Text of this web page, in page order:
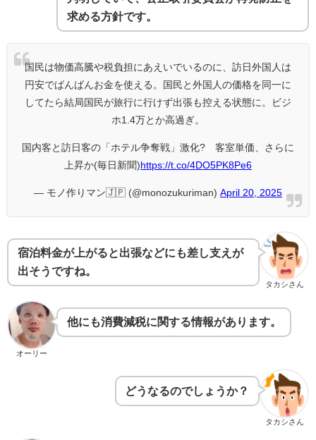
求める方針です。
国民は物価高騰や税負担にあえいでいるのに、訪日外国人は
円安でばんばんお金を使える。国民と外国人の価格を同一に
してたら結局国民が旅行に行けず出張も控える状態に。ビジ
ホ1.4万とか高過ぎ。
国内客と訪日客の「ホテル争奪戦」激化? 客室単価、さらに
上昇か(毎日新聞)https://t.co/4DO5PK8Pe6
— モノ作りマン🇯🇵 (@monozukuriman) April 20, 2025
タカシさん
宿泊料金が上がると出張などにも差し支えが
出そうですね。
オーリー
他にも消費減税に関する情報があります。
タカシさん
どうなるのでしょうか？